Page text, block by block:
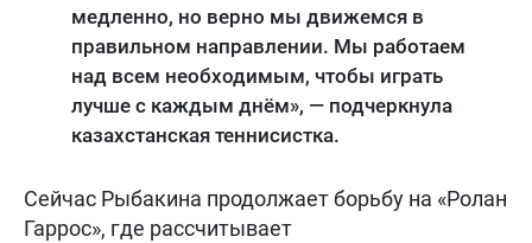
медленно, но верно мы движемся в
правильном направлении. Мы работаем
над всем необходимым, чтобы играть
лучше с каждым днём», — подчеркнула
казахстанская теннисистка.
Сейчас Рыбакина продолжает борьбу на «Ролан
Гаррос», где рассчитывает